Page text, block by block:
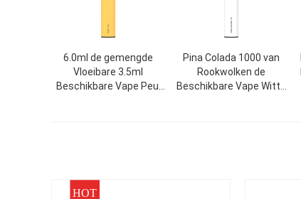
6.0ml de gemengde
Vloeibare 3.5ml
Beschikbare Vape Peul
Pina Colada 1000 van
Rookwolken de
Beschikbare Vape Witte
HOT